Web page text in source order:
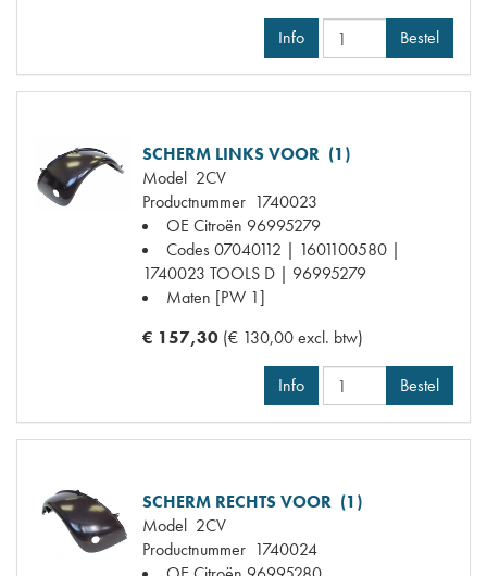
Info Bestel
SCHERM LINKS VOOR (1)
Model 2CV
Productnummer 1740023
OE Citroën 96995279
Codes07040112 | 1601100580 |
1740023 TOOLS D | 96995279
Maten [PW 1]
€ 157,30 (€ 130,00 excl. btw)
Info Bestel
SCHERM RECHTS VOOR (1)
Model 2CV
Productnummer 1740024